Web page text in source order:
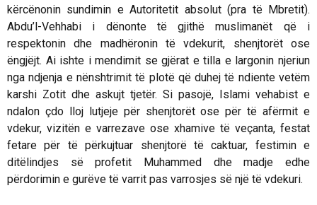
kërcënonin sundimin e Autoritetit absolut (pra të Mbretit).
Abdu’l-Vehhabi i dënonte të gjithë muslimanët që i
respektonin dhe madhëronin të vdekurit, shenjtorët ose
ëngjëjt. Ai ishte i mendimit se gjërat e tilla e largonin njeriun
nga ndjenja e nënshtrimit të plotë që duhej të ndiente vetëm
karshi Zotit dhe askujt tjetër. Si pasojë, Islami vehabist e
ndalon çdo lloj lutjeje për shenjtorët ose për të afërmit e
vdekur, vizitën e varrezave ose xhamive të veçanta, festat
fetare për të përkujtuar shenjtorë të caktuar, festimin e
ditëlindjes së profetit Muhammed dhe madje edhe
përdorimin e gurëve të varrit pas varrosjes së një të vdekuri.